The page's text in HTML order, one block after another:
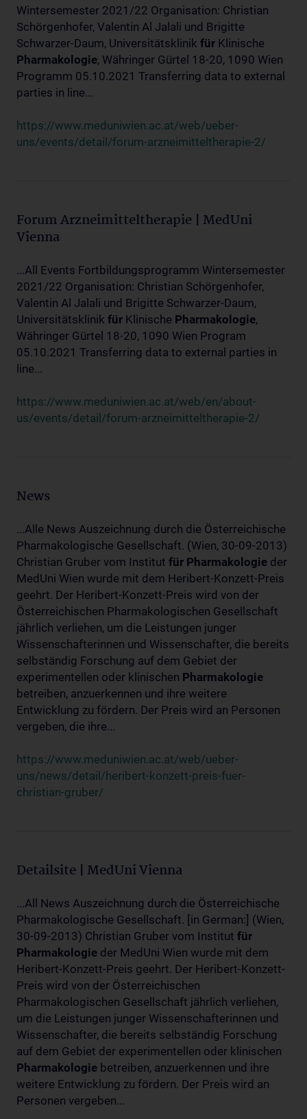
Wintersemester 2021/22 Organisation: Christian
Schörgenhofer, Valentin Al Jalali und Brigitte
Schwarzer-Daum, Universitätsklinik für Klinische
Pharmakologie, Währinger Gürtel 18-20, 1090 Wien
Programm 05.10.2021 Transferring data to external
parties in line...
https://www.meduniwien.ac.at/web/ueber-
uns/events/detail/forum-arzneimitteltherapie-2/
Forum Arzneimitteltherapie | MedUni
Vienna
...All Events Fortbildungsprogramm Wintersemester
2021/22 Organisation: Christian Schörgenhofer,
Valentin Al Jalali und Brigitte Schwarzer-Daum,
Universitätsklinik für Klinische Pharmakologie,
Währinger Gürtel 18-20, 1090 Wien Program
05.10.2021 Transferring data to external parties in
line...
https://www.meduniwien.ac.at/web/en/about-
us/events/detail/forum-arzneimitteltherapie-2/
News
...Alle News Auszeichnung durch die Österreichische
Pharmakologische Gesellschaft. (Wien, 30-09-2013)
Christian Gruber vom Institut für Pharmakologie der
MedUni Wien wurde mit dem Heribert-Konzett-Preis
geehrt. Der Heribert-Konzett-Preis wird von der
Österreichischen Pharmakologischen Gesellschaft
jährlich verliehen, um die Leistungen junger
Wissenschafterinnen und Wissenschafter, die bereits
selbständig Forschung auf dem Gebiet der
experimentellen oder klinischen Pharmakologie
betreiben, anzuerkennen und ihre weitere
Entwicklung zu fördern. Der Preis wird an Personen
vergeben, die ihre...
https://www.meduniwien.ac.at/web/ueber-
uns/news/detail/heribert-konzett-preis-fuer-
christian-gruber/
Detailsite | MedUni Vienna
...All News Auszeichnung durch die Österreichische
Pharmakologische Gesellschaft. [in German:] (Wien,
30-09-2013) Christian Gruber vom Institut für
Pharmakologie der MedUni Wien wurde mit dem
Heribert-Konzett-Preis geehrt. Der Heribert-Konzett-
Preis wird von der Österreichischen
Pharmakologischen Gesellschaft jährlich verliehen,
um die Leistungen junger Wissenschafterinnen und
Wissenschafter, die bereits selbständig Forschung
auf dem Gebiet der experimentellen oder klinischen
Pharmakologie betreiben, anzuerkennen und ihre
weitere Entwicklung zu fördern. Der Preis wird an
Personen vergeben...